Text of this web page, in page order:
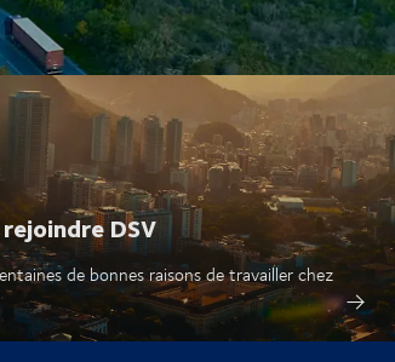
DSV
de bonnes raisons de travailler chez